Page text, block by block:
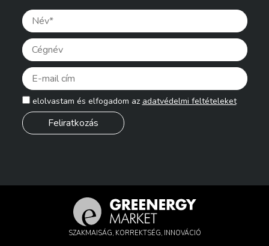
elolvastam és elfogadom az adatvédelmi feltételeket
SZAKMAISÁG, KORREKTSÉG, INNOVÁCIÓ